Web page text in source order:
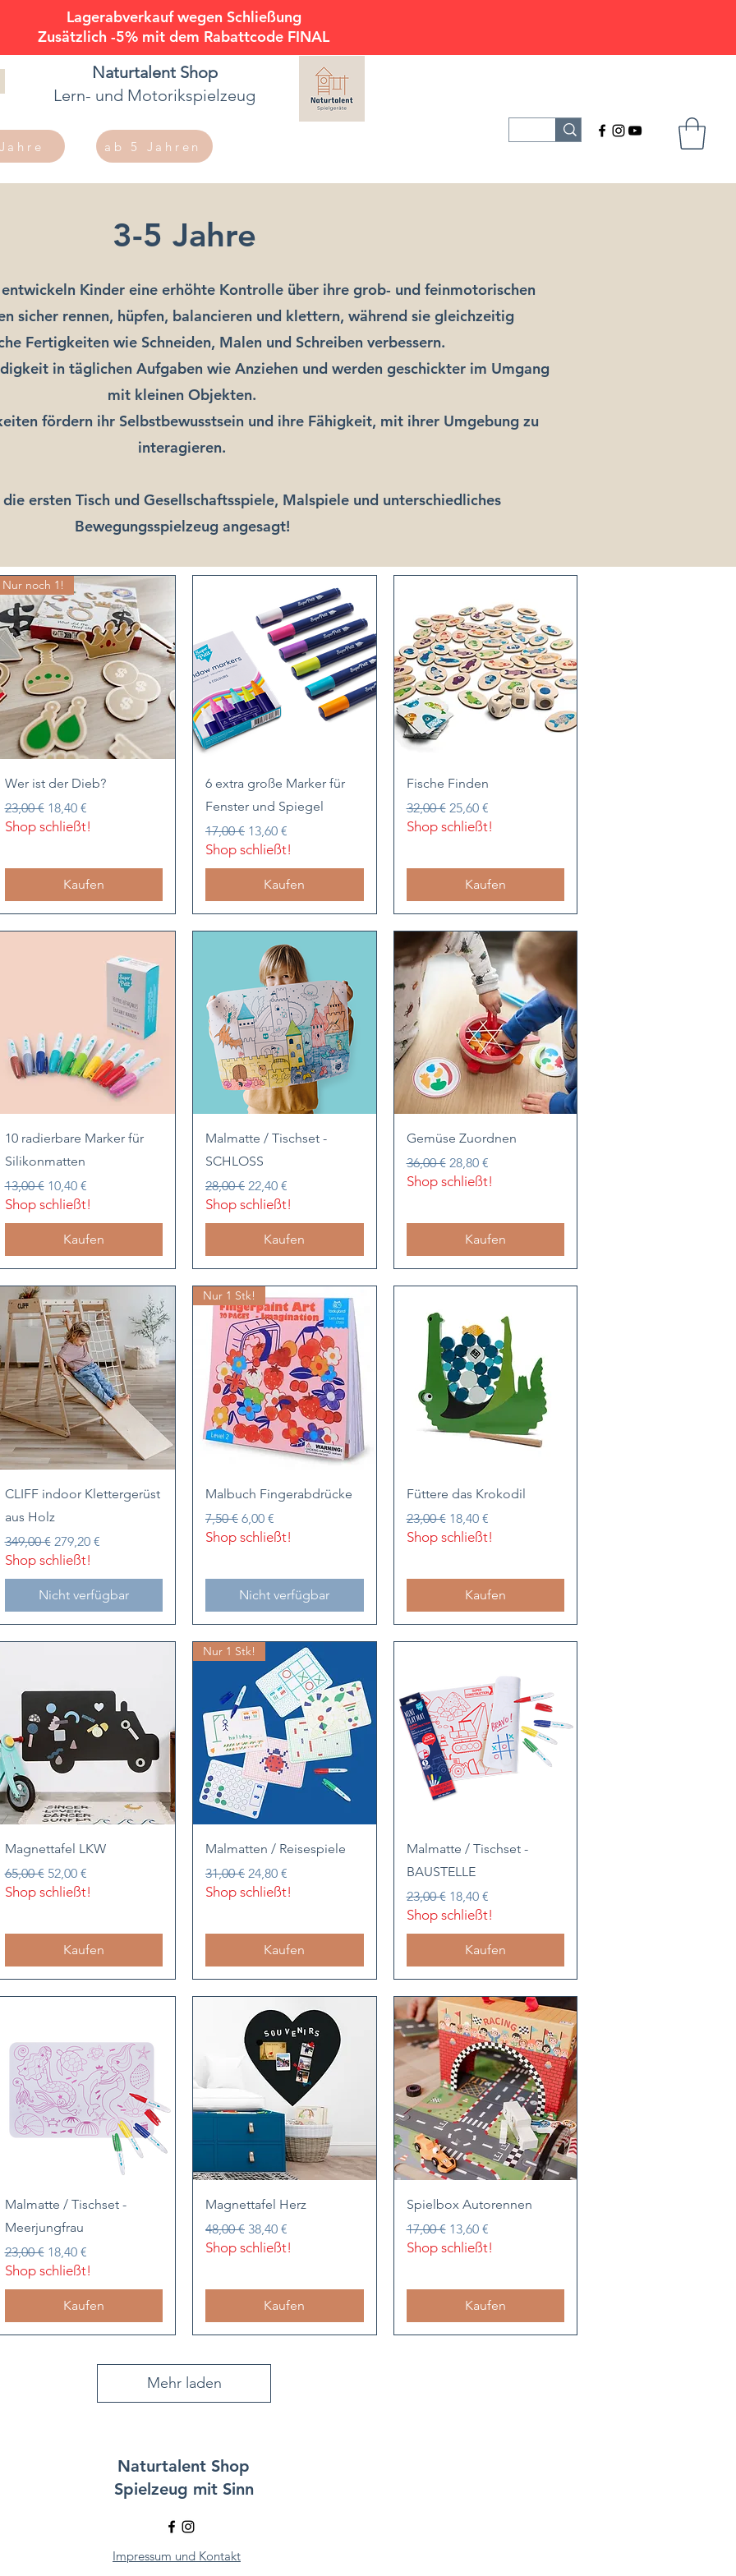
Naturtalent Shop
Lern- und Motorikspielzeug
ab 5 Jahren
Lagerabverkauf wegen Schließung
Zusätzlich -5% mit dem Rabattcode FINAL
3-5 Jahre
Kinder eine erhöhte Kontrolle über ihre grob- und feinmotorischen
sicher rennen, hüpfen, balancieren und klettern, während sie gleichzeitig
Fertigkeiten wie Schneiden, Malen und Schreiben verbessern.
in täglichen Aufgaben wie Anziehen und werden geschickter im Umgang
mit kleinen Objekten.
fördern ihr Selbstbewusstsein und ihre Fähigkeit, mit ihrer Umgebung zu
interagieren.
ersten Tisch und Gesellschaftsspiele, Malspiele und unterschiedliches
Bewegungsspielzeug angesagt!
Schnellansicht
Nur noch 1!
Wer ist der Dieb?
Standardpreis
23,00 € Sale-Preis
18,40 €
Shop schließt!
Kaufen
Schnellansicht
6 extra große Marker für
Fenster und Spiegel
Standardpreis
17,00 € Sale-Preis
13,60 €
Shop schließt!
Kaufen
Schnellansicht
Fische Finden
Standardpreis
32,00 € Sale-Preis
25,60 €
Shop schließt!
Kaufen
Schnellansicht
10 radierbare Marker für
Silikonmatten
Standardpreis
13,00 € Sale-Preis
10,40 €
Shop schließt!
Kaufen
Schnellansicht
Malmatte / Tischset -
SCHLOSS
Standardpreis
28,00 € Sale-Preis
22,40 €
Shop schließt!
Kaufen
Schnellansicht
Gemüse Zuordnen
Standardpreis
36,00 € Sale-Preis
28,80 €
Shop schließt!
Kaufen
Schnellansicht
CLIFF indoor Klettergerüst
aus Holz
Standardpreis
349,00 € Sale-Preis
279,20 €
Shop schließt!
Nicht verfügbar
Schnellansicht
Nur 1 Stk!
Malbuch Fingerabdrücke
Standardpreis
7,50 € Sale-Preis
6,00 €
Shop schließt!
Nicht verfügbar
Schnellansicht
Füttere das Krokodil
Standardpreis
23,00 € Sale-Preis
18,40 €
Shop schließt!
Kaufen
Schnellansicht
Magnettafel LKW
Standardpreis
65,00 € Sale-Preis
52,00 €
Shop schließt!
Kaufen
Schnellansicht
Nur 1 Stk!
Malmatten / Reisespiele
Standardpreis
31,00 € Sale-Preis
24,80 €
Shop schließt!
Kaufen
Schnellansicht
Malmatte / Tischset -
BAUSTELLE
Standardpreis
23,00 € Sale-Preis
18,40 €
Shop schließt!
Kaufen
Schnellansicht
Malmatte / Tischset -
Meerjungfrau
Standardpreis
23,00 € Sale-Preis
18,40 €
Shop schließt!
Kaufen
Schnellansicht
Magnettafel Herz
Standardpreis
48,00 € Sale-Preis
38,40 €
Shop schließt!
Kaufen
Schnellansicht
Spielbox Autorennen
Standardpreis
17,00 € Sale-Preis
13,60 €
Shop schließt!
Kaufen
Mehr laden
Naturtalent Shop
Spielzeug mit Sinn
Impressum und Kontakt